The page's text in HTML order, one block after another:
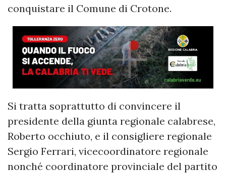
conquistare il Comune di Crotone.
Si tratta soprattutto di convincere il
presidente della giunta regionale calabrese,
Roberto occhiuto, e il consigliere regionale
Sergio Ferrari, vicecoordinatore regionale
nonché coordinatore provinciale del partito